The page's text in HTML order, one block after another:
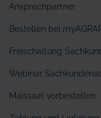
Ansprechpartner
Bestellen bei
Freischaltung
Webinar
Maissaat vorbestellen